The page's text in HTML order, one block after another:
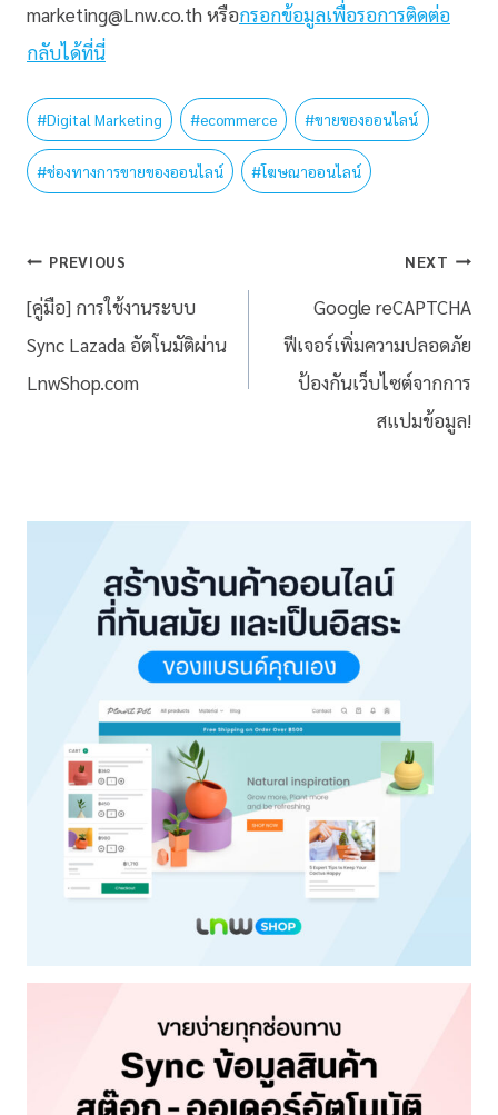
marketing@Lnw.co.th หรือกรอกข้อมูลเพื่อรอการติดต่อ
กลับได้ที่นี่
#Digital Marketing #ecommerce #ขายของออนไลน์
#ช่องทางการขายของออนไลน์ #โฆษณาออนไลน์
PREVIOUS
[คู่มือ] การใช้งานระบบ
Sync Lazada อัตโนมัติผ่าน
LnwShop.com
NEXT
Google reCAPTCHA
ฟีเจอร์เพิ่มความปลอดภัย
ป้องกันเว็บไซต์จากการ
สแปมข้อมูล!